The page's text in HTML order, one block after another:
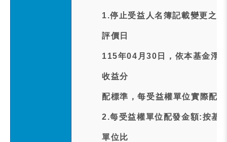
1.停止受益人名簿記載變更之
評價日
115年04月30日，依本基金淨
收益分
配標準，每受益權單位實際配
2.每受益權單位配發金額:按基
單位比